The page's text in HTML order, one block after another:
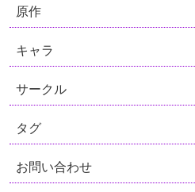
原作
キャラ
サークル
タグ
お問い合わせ